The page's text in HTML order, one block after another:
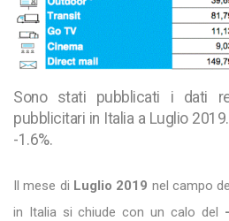
Sono stati pubblicati i dati
pubblicitari in Italia a Luglio
-1.6%.
Il mese di Luglio 2019 nel campo
in Italia si chiude con un calo del